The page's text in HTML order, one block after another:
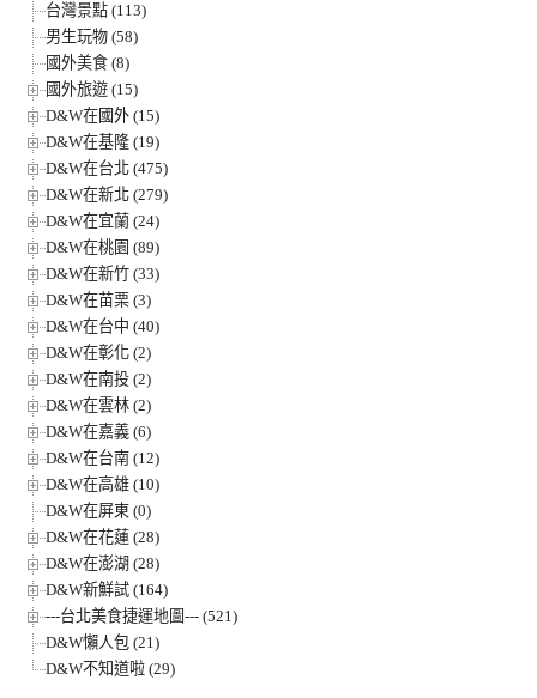
台灣景點 (113)
男生玩物 (58)
國外美食 (8)
國外旅遊 (15)
D&W在國外 (15)
D&W在基隆 (19)
D&W在台北 (475)
D&W在新北 (279)
D&W在宜蘭 (24)
D&W在桃園 (89)
D&W在新竹 (33)
D&W在苗栗 (3)
D&W在台中 (40)
D&W在彰化 (2)
D&W在南投 (2)
D&W在雲林 (2)
D&W在嘉義 (6)
D&W在台南 (12)
D&W在高雄 (10)
D&W在屏東 (0)
D&W在花蓮 (28)
D&W在澎湖 (28)
D&W新鮮試 (164)
---台北美食捷運地圖--- (521)
D&W懶人包 (21)
D&W不知道啦 (29)